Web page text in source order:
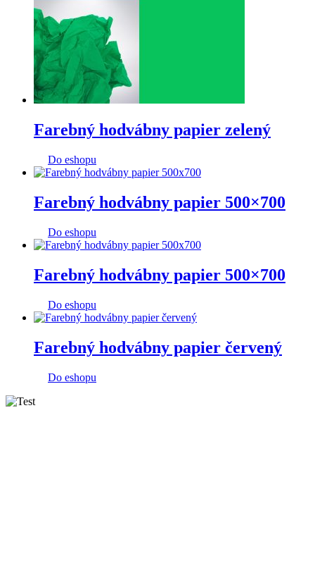
Farebný hodvábny papier zelený
Do eshopu
Farebný hodvábny papier 500×700
Do eshopu
Farebný hodvábny papier 500×700
Do eshopu
Farebný hodvábny papier červený
Do eshopu